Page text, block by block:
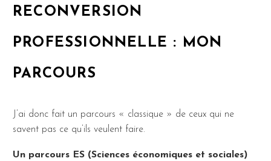
RECONVERSION
PROFESSIONNELLE : MON
PARCOURS
J’ai donc fait un parcours « classique » de ceux qui ne
savent pas ce qu’ils veulent faire.
Un parcours ES (Sciences économiques et sociales)